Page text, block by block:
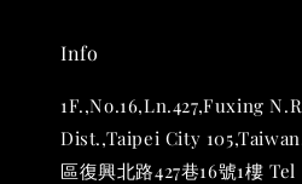
Info
1F.,No.16,Ln.427,Fuxing
Dist.,Taipei City
區復興北路427巷16號1樓